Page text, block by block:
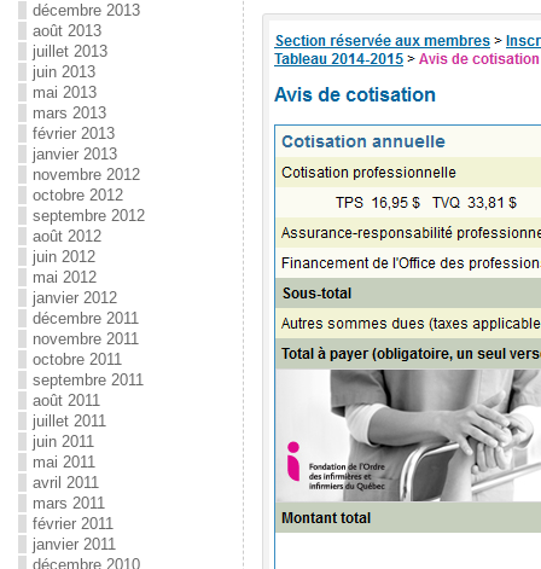
décembre 2013
août 2013
juillet 2013
juin 2013
mai 2013
mars 2013
février 2013
janvier 2013
novembre 2012
octobre 2012
septembre 2012
août 2012
juin 2012
mai 2012
janvier 2012
décembre 2011
novembre 2011
octobre 2011
septembre 2011
août 2011
juillet 2011
juin 2011
mai 2011
avril 2011
mars 2011
février 2011
janvier 2011
décembre 2010